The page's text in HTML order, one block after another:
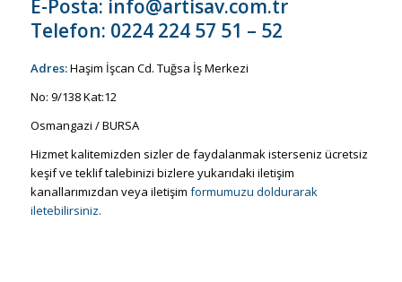
E-Posta: info@artisav.com.tr
Telefon: 0224 224 57 51 – 52
Adres:Haşim İşcan Cd. Tuğsa İş Merkezi
No: 9/138 Kat:12
Osmangazi / BURSA
Hizmet kalitemizden sizler de faydalanmak isterseniz ücretsiz
keşif ve teklif talebinizi bizlere yukarıdaki iletişim
kanallarımızdan veya iletişim formumuzu doldurarak
iletebilirsiniz.